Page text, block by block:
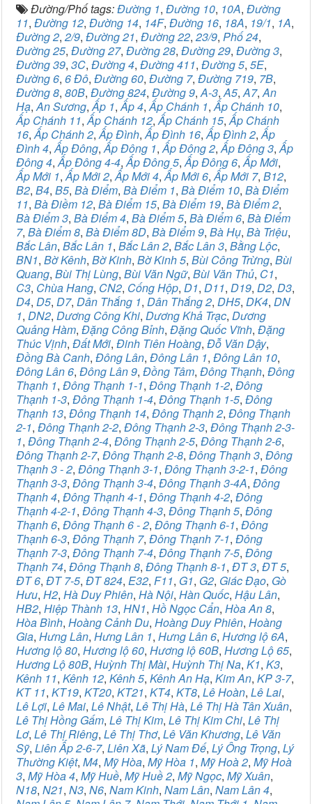
Đường/Phố tags:Đường 1, Đường 10, 10A, Đường
11, Đường 12, Đường 14, 14F, Đường 16, 18A, 19/1, 1A,
Đường 2, 2/9, Đường 21, Đường 22, 23/9, Phố 24,
Đường 25, Đường 27, Đường 28, Đường 29, Đường 3,
Đường 39, 3C, Đường 4, Đường 411, Đường 5, 5E,
Đường 6, 6 Đô, Đường 60, Đường 7, Đường 719, 7B,
Đường 8, 80B, Đường 824, Đường 9,A-3,A5,A7,An
Hạ,An Sương,Ấp 1,Ấp 4,Ấp Chánh 1,Ấp Chánh 10,
Ấp Chánh 11,Ấp Chánh 12,Ấp Chánh 15,Ấp Chánh
16,Ấp Chánh 2,Ấp Đình,Ấp Đình 16,Ấp Đình 2,Ấp
Đình 4,Ấp Đông,Ấp Đông 1,Ấp Đông 2,Ấp Đông 3,Ấp
Đông 4,Ấp Đông 4-4,Ấp Đông 5,Ấp Đông 6,Ấp Mới,
Ấp Mới 1,Ấp Mới 2,Ấp Mới 4,Ấp Mới 6,Ấp Mới 7, B12,
B2, B4, B5, Bà Điểm, Bà Điểm 1, Bà Điểm 10, Bà Điểm
11, Bà Điềm 12, Bà Điểm 15, Bà Điểm 19, Bà Điểm 2,
Bà Điểm 3, Bà Điểm 4, Bà Điểm 5, Bà Điểm 6, Bà Điểm
7, Bà Điểm 8, Bà Điểm 8D, Bà Điểm 9, Bà Hụ, Bà Triệu,
Bắc Lân, Bắc Lân 1, Bắc Lân 2, Bắc Lân 3, Bằng Lộc,
BN1, Bờ Kênh, Bờ Kinh, Bờ Kinh 5, Bùi Công Trừng, Bùi
Quang, Bùi Thị Lùng, Bùi Văn Ngữ, Bùi Văn Thủ, C1,
C3, Chùa Hang, CN2, Cống Hộp, D1, D11, D19, D2, D3,
D4, D5, D7, Dân Thắng 1, Dân Thắng 2, DH5, DK4, DN
1, DN2, Dương Công Khi, Dương Khả Trạc, Dương
Quảng Hàm, Đặng Công Bỉnh, Đặng Quốc Vĩnh, Đặng
Thúc Vịnh, Đất Mới, Đinh Tiên Hoàng, Đỗ Văn Dậy,
Đồng Bà Canh, Đông Lân, Đông Lân 1, Đông Lân 10,
Đông Lân 6, Đông Lân 9, Đồng Tâm, Đông Thạnh, Đông
Thạnh 1, Đông Thạnh 1-1, Đông Thạnh 1-2, Đông
Thạnh 1-3, Đông Thạnh 1-4, Đông Thạnh 1-5, Đông
Thạnh 13, Đông Thạnh 14, Đông Thạnh 2, Đông Thạnh
2-1, Đông Thạnh 2-2, Đông Thạnh 2-3, Đông Thạnh 2-3-
1, Đông Thạnh 2-4, Đông Thạnh 2-5, Đông Thạnh 2-6,
Đông Thạnh 2-7, Đông Thạnh 2-8, Đông Thạnh 3, Đông
Thạnh 3 - 2, Đông Thạnh 3-1, Đông Thạnh 3-2-1, Đông
Thạnh 3-3, Đông Thạnh 3-4, Đông Thạnh 3-4A, Đông
Thạnh 4, Đông Thạnh 4-1, Đông Thạnh 4-2, Đông
Thạnh 4-2-1, Đông Thạnh 4-3, Đông Thạnh 5, Đông
Thạnh 6, Đông Thạnh 6 - 2, Đông Thạnh 6-1, Đông
Thạnh 6-3, Đông Thạnh 7, Đông Thạnh 7-1, Đông
Thạnh 7-3, Đông Thạnh 7-4, Đông Thạnh 7-5, Đông
Thạnh 74, Đông Thạnh 8, Đông Thạnh 8-1, ĐT 3, ĐT 5,
ĐT 6, ĐT 7-5, ĐT 824, E32, F11, G1, G2, Giác Đạo, Gò
Hưu, H2, Hà Duy Phiên, Hà Nội, Hàn Quốc, Hậu Lân,
HB2, Hiệp Thành 13, HN1, Hồ Ngọc Cẩn, Hòa An 8,
Hòa Bình, Hoàng Cảnh Du, Hoàng Duy Phiên, Hoàng
Gia, Hưng Lân, Hưng Lân 1, Hưng Lân 6, Hương lộ 6A,
Hương lộ 80, Hương lộ 60, Hương lộ 60B, Hương Lộ 65,
Hương Lộ 80B, Huỳnh Thị Mài, Huỳnh Thị Na, K1, K3,
Kênh 11, Kênh 12, Kênh 5, Kênh An Hạ, Kim An, KP 3-7,
KT 11, KT19, KT20, KT21, KT4, KT8, Lê Hoàn, Lê Lai,
Lê Lợi, Lê Mai, Lê Nhật, Lê Thị Hà, Lê Thị Hà Tân Xuân,
Lê Thị Hồng Gấm, Lê Thị Kim, Lê Thị Kim Chi, Lê Thị
Lơ, Lê Thị Riêng, Lê Thị Thơ, Lê Văn Khương, Lê Văn
Sỹ, Liên Ấp 2-6-7, Liên Xã, Lý Nam Đế, Lý Ông Trọng, Lý
Thường Kiệt, M4, Mỹ Hòa, Mỹ Hòa 1, Mỹ Hoà 2, Mỹ Hoà
3, Mỹ Hòa 4, Mỹ Huề, Mỹ Huề 2, Mỹ Ngọc, Mỹ Xuân,
N18, N21, N3, N6, Nam Kinh, Nam Lân, Nam Lân 4,